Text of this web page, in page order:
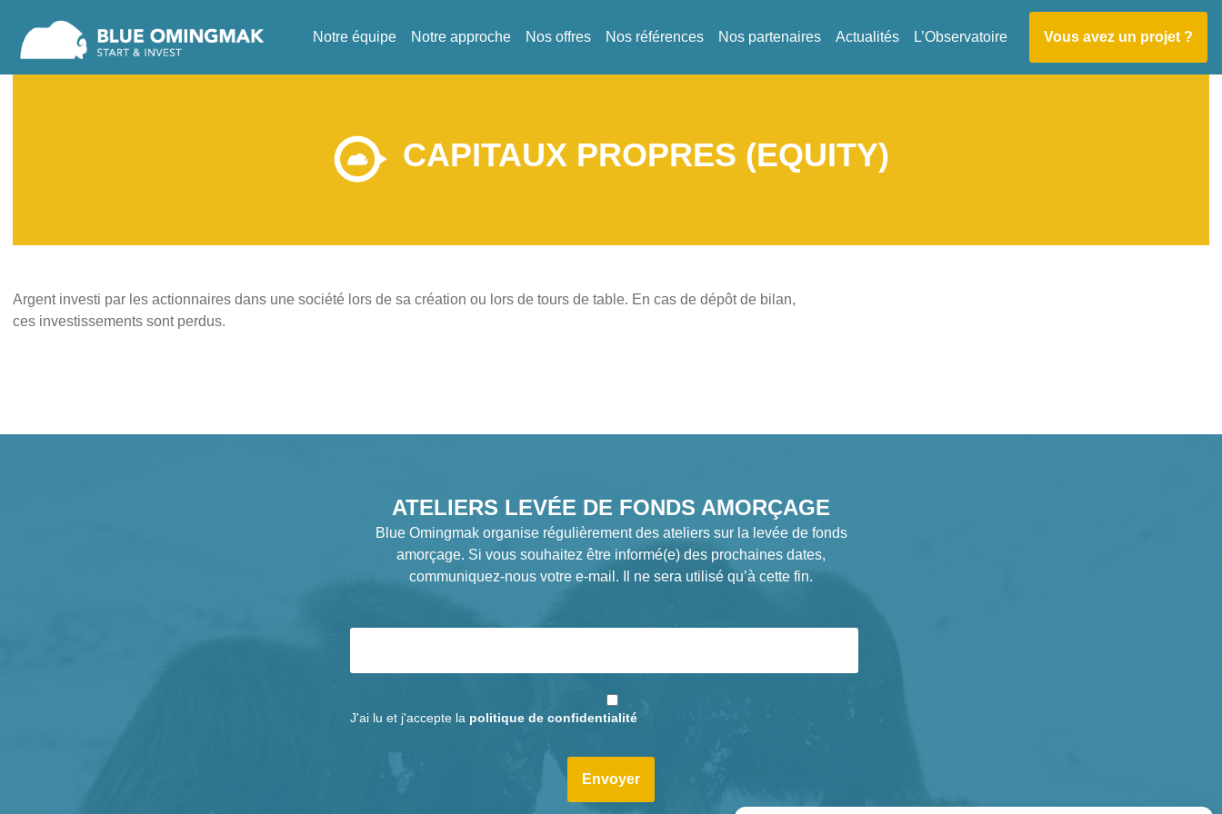
Notre équipe Notre approche Nos offres Nos références Nos partenaires Actualités L’Observatoire Vous avez un projet ?
CAPITAUX PROPRES (EQUITY)
Argent investi par les actionnaires dans une société lors de sa création ou lors de tours de table. En cas de dépôt de bilan,
ces investissements sont perdus.
ATELIERS LEVÉE DE FONDS AMORÇAGE
Blue Omingmak organise régulièrement des ateliers sur la levée de fonds
amorçage. Si vous souhaitez être informé(e) des prochaines dates,
communiquez-nous votre e-mail. Il ne sera utilisé qu’à cette fin.
J'ai lu et j'accepte la politique de confidentialité